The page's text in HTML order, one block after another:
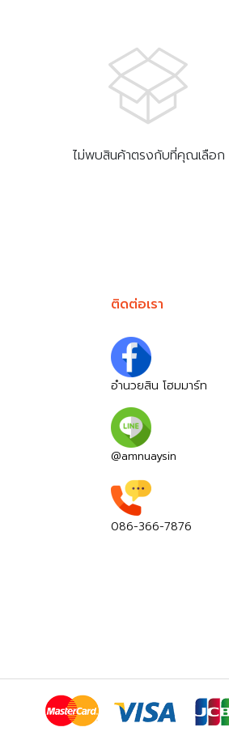
ไม่พบสินค้าตรงกับที่คุณเลือก
ติดต่อเรา
อำนวยสิน โฮมมาร์ท
@amnuaysin
086-366-7876